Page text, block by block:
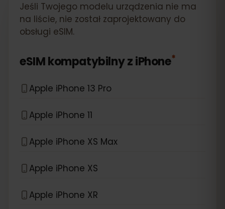
Jeśli Twojego modelu urządzenia nie ma
na liście, nie został zaprojektowany do
obsługi eSIM.
eSIM kompatybilny ziPhone*
Apple iPhone 13 Pro
Apple iPhone 11
Apple iPhone XS Max
Apple iPhone XS
Apple iPhone XR